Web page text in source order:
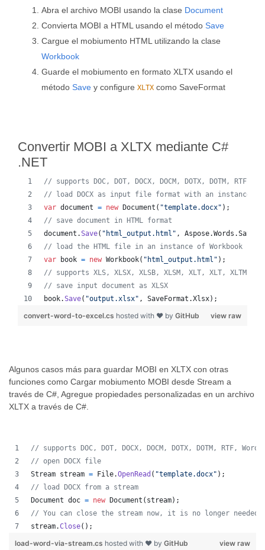
Abra el archivo MOBI usando la clase Document
Convierta MOBI a HTML usando el método Save
Cargue el mobiumento HTML utilizando la clase
Workbook
Guarde el mobiumento en formato XLTX usando el
método Save y configure XLTX como SaveFormat
Convertir MOBI a XLTX mediante C#
.NET
// supports DOC, DOT, DOCX, DOCM, DOTX, DOTM, RTF,
// load DOCX as input file format with an instance of
var document = new Document ( "template.docx" ) ;
// save document in HTML format
document .Save( "html_output.html" , Aspose.Words .
// load the HTML file in an instance of Workbook
var
book = new Workbook( "html_output.html" ) ;
// supports XLS, XLSX, XLSB, XLSM, XLT, XLT, XLTM,
// save input document as XLSX
book.Save( "output.xlsx" , SaveFormat .Xlsx) ;
view raw
convert-word-to-excel.cs hosted with ❤ by GitHub
Algunos casos más para guardar MOBI en XLTX con otras
funciones como Cargar mobiumento MOBI desde Stream a
través de C#, Agregue propiedades personalizadas en un archivo
XLTX a través de C#.
// supports DOC, DOT, DOCX, DOCM, DOTX, DOTM, RTF,
// open DOCX file
Stream stream = File.OpenRead ( "template.docx" ) ;
// load DOCX from a stream
Document doc = new Document ( stream) ;
// You can close the stream now, it is no longer needed
stream.Close( ) ;
view raw
load-word-via-stream.cs hosted with ❤ by GitHub